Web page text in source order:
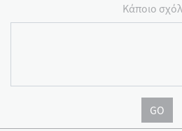
Κάποιο
GO